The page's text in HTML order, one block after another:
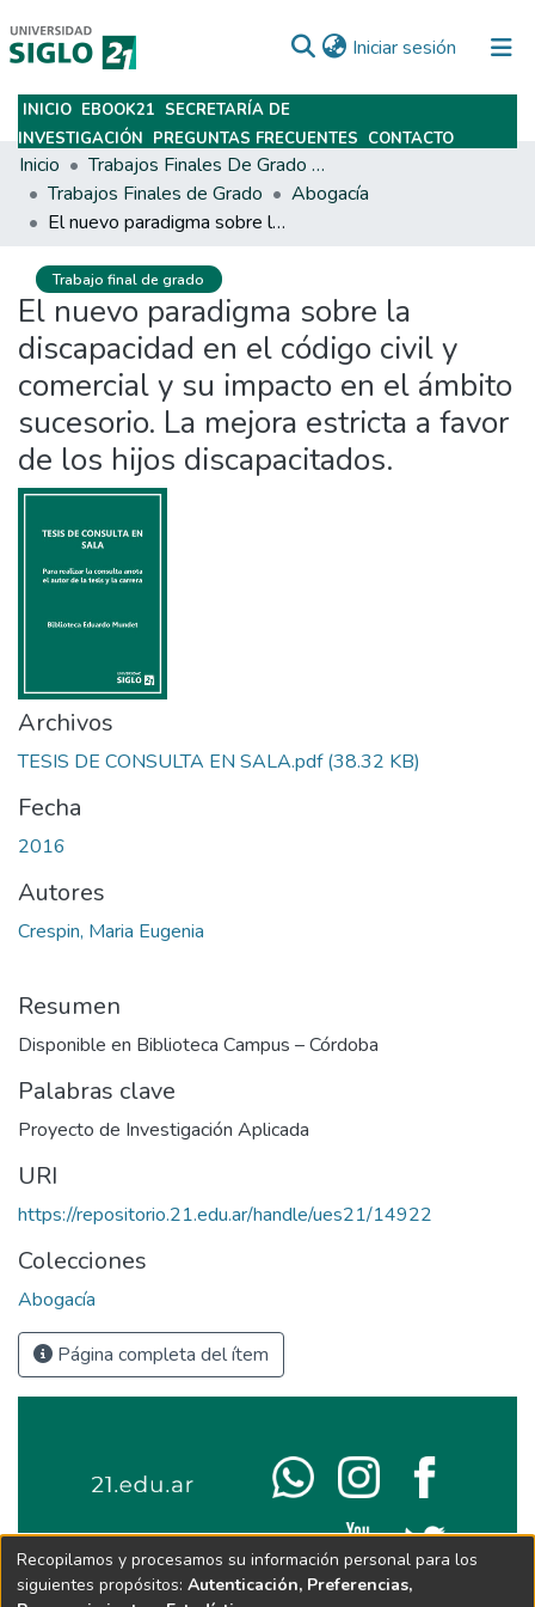
Iniciar sesión (current)
Subir
INICIO EBOOK21 SECRETARÍA DE
INVESTIGACIÓN PREGUNTAS FRECUENTES CONTACTO
Inicio
Trabajos Finales De Grado Y Posgrado
Trabajos Finales de Grado
Abogacía
El nuevo paradigma sobre la discapacidad en el código civil y comercial y su impacto en el ámbito sucesorio. La mejora estricta a favor de los hijos discapacitados.
Trabajo final de grado
El nuevo paradigma sobre la
discapacidad en el código civil y
comercial y su impacto en el ámbito
sucesorio. La mejora estricta a favor
de los hijos discapacitados.
Archivos
TESIS DE CONSULTA EN SALA.pdf(38.32 KB)
Fecha
2016
Autores
Crespin, Maria Eugenia
Resumen
Disponible en Biblioteca Campus – Córdoba
Palabras clave
Proyecto de Investigación Aplicada
URI
https://repositorio.21.edu.ar/handle/ues21/14922
Colecciones
Abogacía
Página completa del ítem
Recopilamos y procesamos su información personal para los
siguientes propósitos: Autenticación, Preferencias,